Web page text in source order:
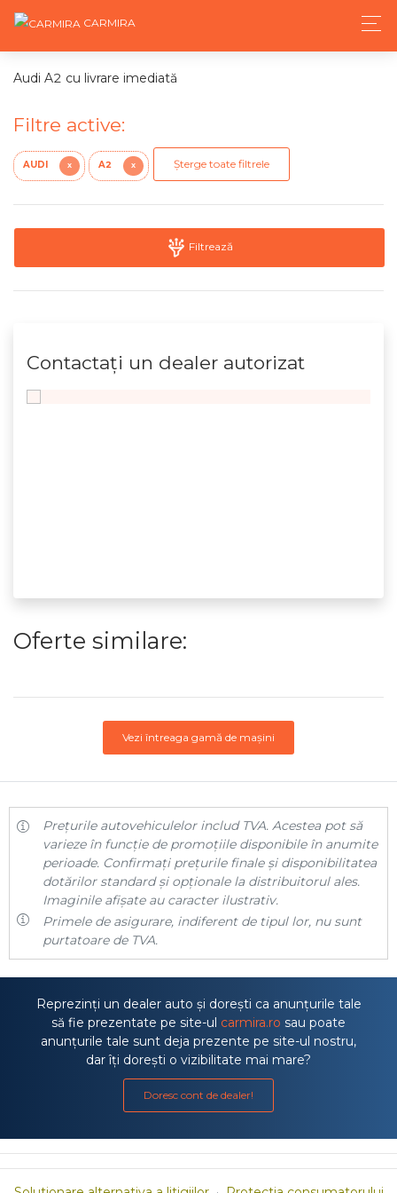
CARMIRA
Audi A2 cu livrare imediată
Filtre active:
AUDI X A2 X Șterge toate filtrele
Filtrează
Contactaţi un dealer autorizat
Oferte similare:
Vezi întreaga gamă de mașini
Prețurile autovehiculelor includ TVA. Acestea pot să
varieze în funcție de promoțiile disponibile în anumite
perioade. Confirmați prețurile finale și disponibilitatea
dotărilor standard și opționale la distribuitorul ales.
Imaginile afișate au caracter ilustrativ.
Primele de asigurare, indiferent de tipul lor, nu sunt
purtatoare de TVA.
Reprezinți un dealer auto și dorești ca anunțurile tale
să fie prezentate pe site-ul carmira.ro sau poate
anunțurile tale sunt deja prezente pe site-ul nostru,
dar îți dorești o vizibilitate mai mare?
Doresc cont de dealer!